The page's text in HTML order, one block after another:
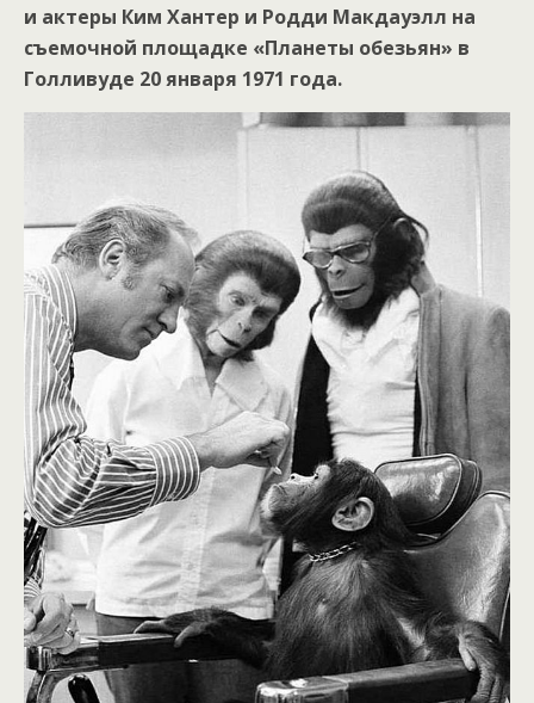
и актеры Ким Хантер и Родди Макдауэлл на
съемочной площадке «Планеты обезьян» в
Голливуде 20 января 1971 года.